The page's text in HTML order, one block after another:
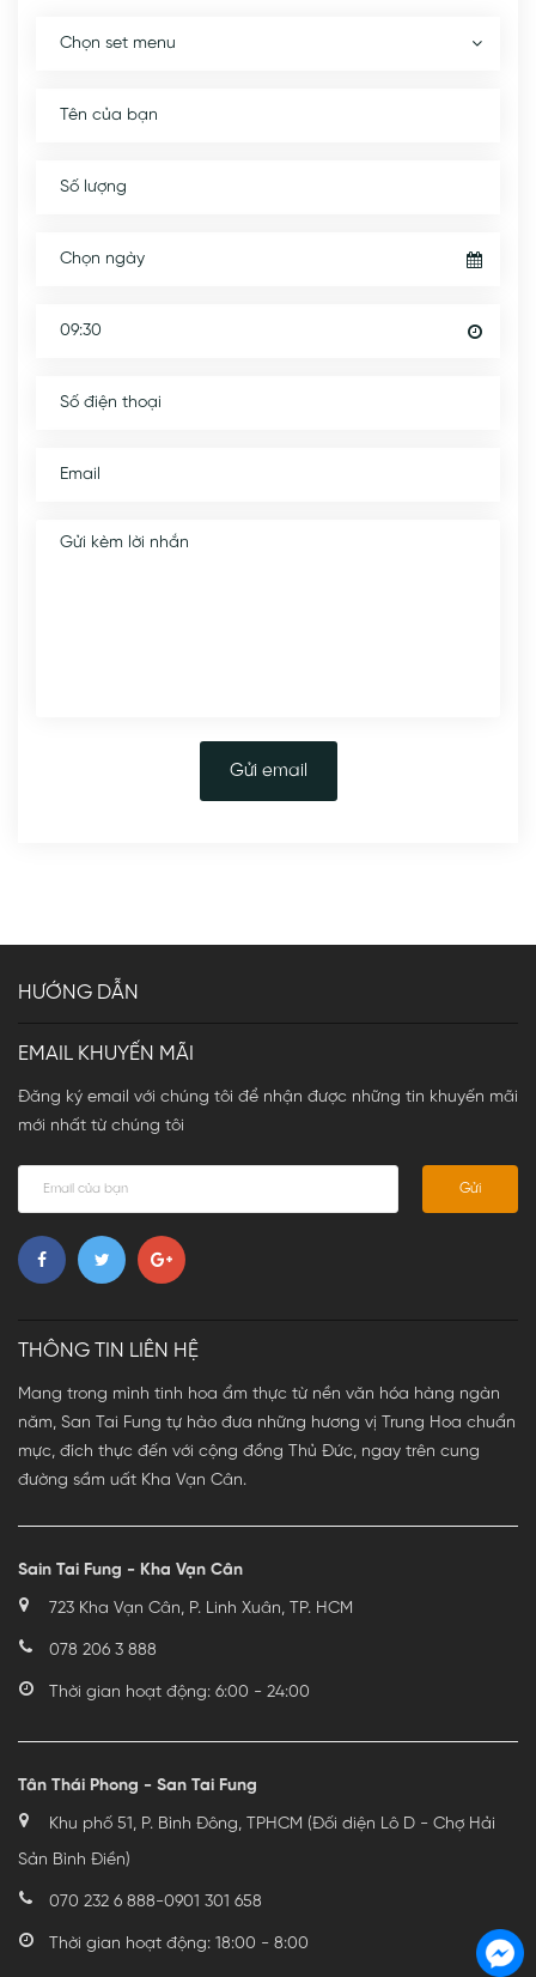
Gửi email
HƯỚNG DẪN
EMAIL KHUYẾN MÃI
Đăng ký email với chúng tôi để nhận được những tin khuyến mãi
mới nhất từ chúng tôi
Gửi
THÔNG TIN LIÊN HỆ
Mang trong mình tinh hoa ẩm thực từ nền văn hóa hàng ngàn
năm, San Tai Fung tự hào đưa những hương vị Trung Hoa chuẩn
mực, đích thực đến với cộng đồng Thủ Đức, ngay trên cung
đường sầm uất Kha Vạn Cân.
Sain Tai Fung - Kha Vạn Cân
723 Kha Vạn Cân, P. Linh Xuân, TP. HCM
078 206 3 888
Thời gian hoạt động: 6:00 - 24:00
Tân Thái Phong - San Tai Fung
Khu phố 51, P. Bình Đông, TPHCM (Đối diện Lô D - Chợ Hải
Sản Bình Điền)
070 232 6 888-0901 301 658
Thời gian hoạt động: 18:00 - 8:00